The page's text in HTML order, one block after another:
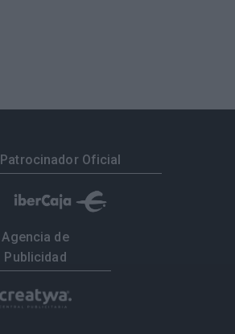
Patrocinador Oficial
Agencia de
Publicidad